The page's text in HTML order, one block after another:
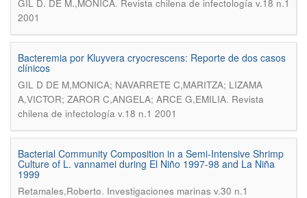
GIL D. DE M.,MONICA. Revista chilena de infectología v.18 n.1
2001
Bacteremia por Kluyvera cryocrescens: Reporte de dos casos
clínicos
GIL D DE M,MONICA; NAVARRETE C,MARITZA; LIZAMA
A,VICTOR; ZAROR C,ANGELA; ARCE G,EMILIA. Revista
chilena de infectología v.18 n.1 2001
Bacterial Community Composition in a Semi-Intensive Shrimp
Culture of L. vannamei during El Niño 1997-98 and La Niña
1999
Retamales,Roberto. Investigaciones marinas v.30 n.1